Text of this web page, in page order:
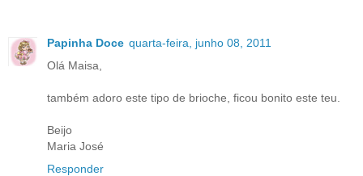
Papinha Doce quarta-feira, junho 08, 2011
Olá Maisa,
também adoro este tipo de brioche, ficou bonito este teu.
Beijo
Maria José
Responder